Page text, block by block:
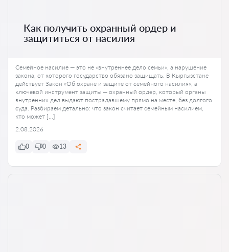
Как получить охранный ордер и
защититься от насилия
Семейное насилие — это не «внутреннее дело семьи», а нарушение
закона, от которого государство обязано защищать. В Кыргызстане
действует Закон «Об охране и защите от семейного насилия», а
ключевой инструмент защиты — охранный ордер, который органы
внутренних дел выдают пострадавшему прямо на месте, без долгого
суда. Разбираем детально: что закон считает семейным насилием,
кто может […]
2.08.2026
0 0 13